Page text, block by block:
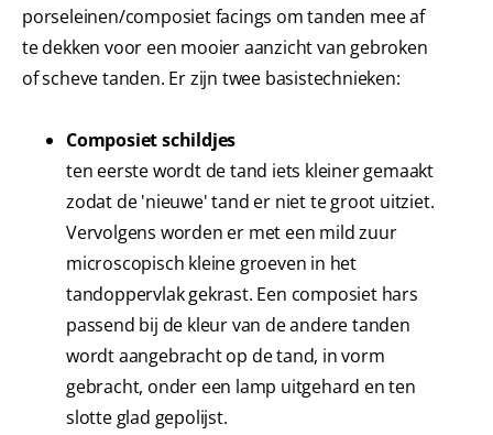
porseleinen/composiet facings om tanden mee af
te dekken voor een mooier aanzicht van gebroken
of scheve tanden. Er zijn twee basistechnieken:
Composiet schildjes
ten eerste wordt de tand iets kleiner gemaakt
zodat de 'nieuwe' tand er niet te groot uitziet.
Vervolgens worden er met een mild zuur
microscopisch kleine groeven in het
tandoppervlak gekrast. Een composiet hars
passend bij de kleur van de andere tanden
wordt aangebracht op de tand, in vorm
gebracht, onder een lamp uitgehard en ten
slotte glad gepolijst.